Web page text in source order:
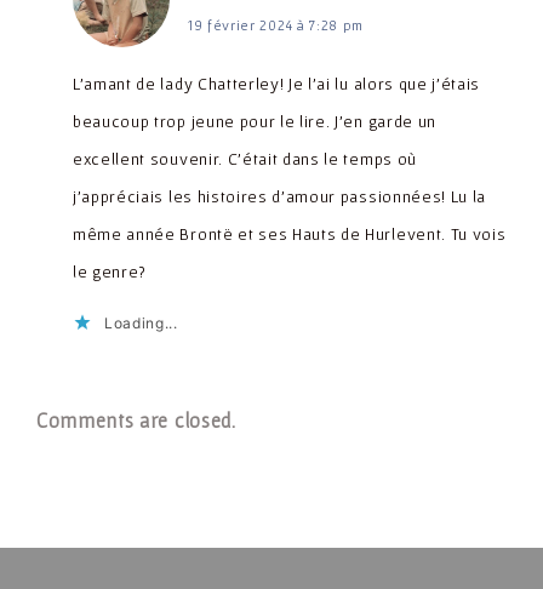
19 février 2024 à 7:28 pm
L’amant de lady Chatterley! Je l’ai lu alors que j’étais
beaucoup trop jeune pour le lire. J’en garde un
excellent souvenir. C’était dans le temps où
j’appréciais les histoires d’amour passionnées! Lu la
même année Brontë et ses Hauts de Hurlevent. Tu vois
le genre?
Loading...
Comments are closed.